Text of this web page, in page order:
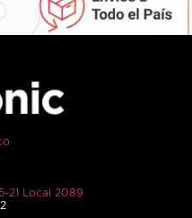
21 Local 2089